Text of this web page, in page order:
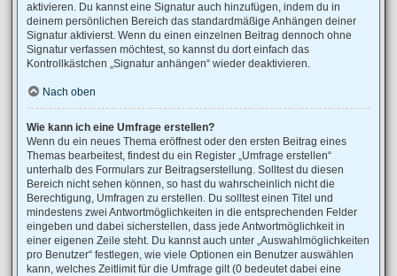
aktivieren. Du kannst eine Signatur auch hinzufügen, indem du in
deinem persönlichen Bereich das standardmäßige Anhängen deiner
Signatur aktivierst. Wenn du einen einzelnen Beitrag dennoch ohne
Signatur verfassen möchtest, so kannst du dort einfach das
Kontrollkästchen „Signatur anhängen“ wieder deaktivieren.
Nach oben
Wie kann ich eine Umfrage erstellen?
Wenn du ein neues Thema eröffnest oder den ersten Beitrag eines
Themas bearbeitest, findest du ein Register „Umfrage erstellen“
unterhalb des Formulars zur Beitragserstellung. Solltest du diesen
Bereich nicht sehen können, so hast du wahrscheinlich nicht die
Berechtigung, Umfragen zu erstellen. Du solltest einen Titel und
mindestens zwei Antwortmöglichkeiten in die entsprechenden Felder
eingeben und dabei sicherstellen, dass jede Antwortmöglichkeit in
einer eigenen Zeile steht. Du kannst auch unter „Auswahlmöglichkeiten
pro Benutzer“ festlegen, wie viele Optionen ein Benutzer auswählen
kann, welches Zeitlimit für die Umfrage gilt (0 bedeutet dabei eine